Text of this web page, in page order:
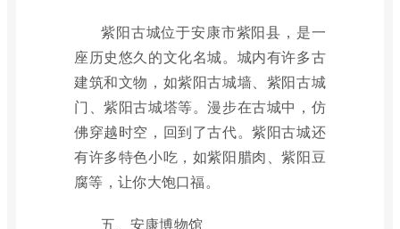
紫阳古城位于安康市紫阳县，是一
座历史悠久的文化名城。城内有许多古
建筑和文物，如紫阳古城墙、紫阳古城
门、紫阳古城塔等。漫步在古城中，仿
佛穿越时空，回到了古代。紫阳古城还
有许多特色小吃，如紫阳腊肉、紫阳豆
腐等，让你大饱口福。
五、安康博物馆